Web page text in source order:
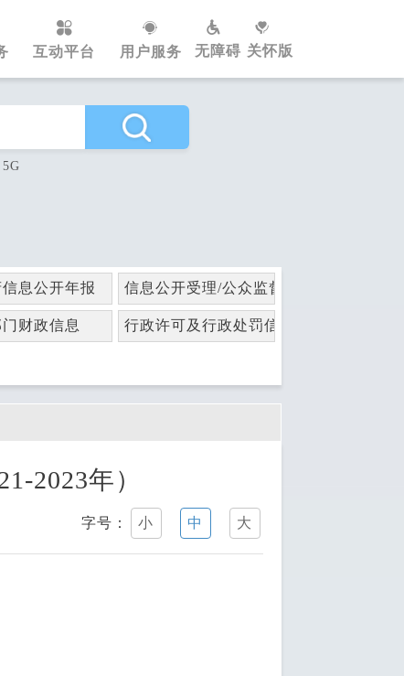
互动平台 用户服务 无障碍 关怀版
5G
息公开年报 信息公开受理/公众监督
财政信息 行政许可及行政处罚信息
2023年）
字号：小 中 大